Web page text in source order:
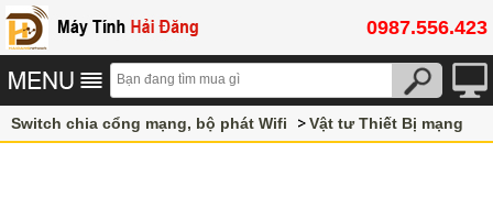
0987.556.423
Switch chia cổng mạng, bộ phát Wifi
Vật tư Thiết Bị mạng